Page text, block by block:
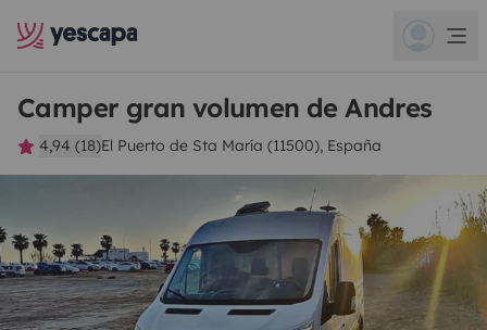
Camper gran volumen de Andres
4,94 (18)El Puerto de Sta María (11500), España